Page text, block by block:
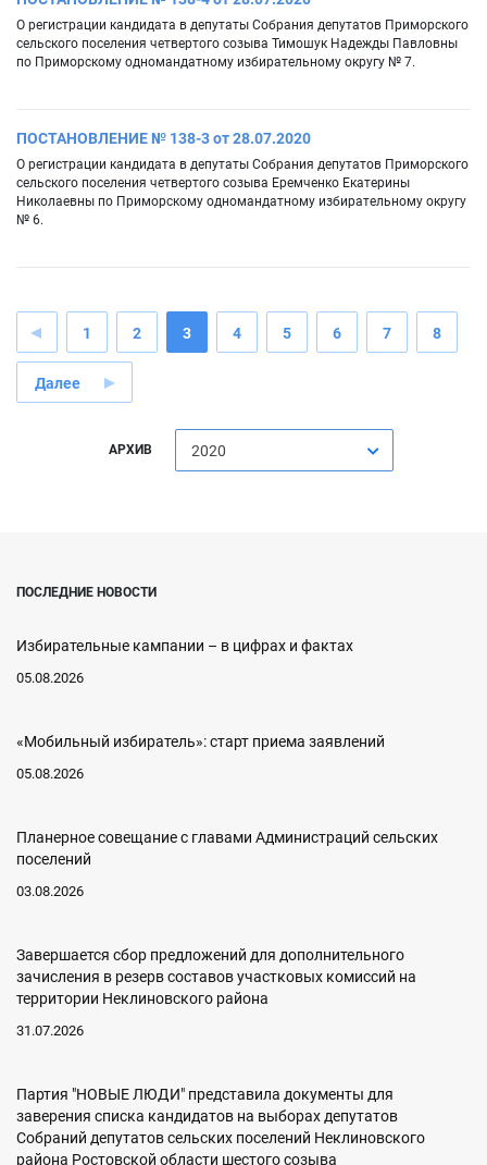
О регистрации кандидата в депутаты Собрания депутатов Приморского
сельского поселения четвертого созыва Тимошук Надежды Павловны
по Приморскому одномандатному избирательному округу № 7.
ПОСТАНОВЛЕНИЕ № 138-3 от 28.07.2020
О регистрации кандидата в депутаты Собрания депутатов Приморского
сельского поселения четвертого созыва Еремченко Екатерины
Николаевны по Приморскому одномандатному избирательному округу
№ 6.
1 2 3 4 5 6 7 8
Далее
АРХИВ 2020
ПОСЛЕДНИЕ НОВОСТИ
Избирательные кампании – в цифрах и фактах
05.08.2026
«Мобильный избиратель»: старт приема заявлений
05.08.2026
Планерное совещание с главами Администраций сельских
поселений
03.08.2026
Завершается сбор предложений для дополнительного
зачисления в резерв составов участковых комиссий на
территории Неклиновского района
31.07.2026
Партия "НОВЫЕ ЛЮДИ" представила документы для
заверения списка кандидатов на выборах депутатов
Собраний депутатов сельских поселений Неклиновского
района Ростовской области шестого созыва